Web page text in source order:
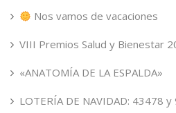
Nos vamos de vacaciones
VIII Premios Salud y Bienestar
«ANATOMÍA DE LA ESPALDA»
LOTERÍA DE NAVIDAD: 43478 y